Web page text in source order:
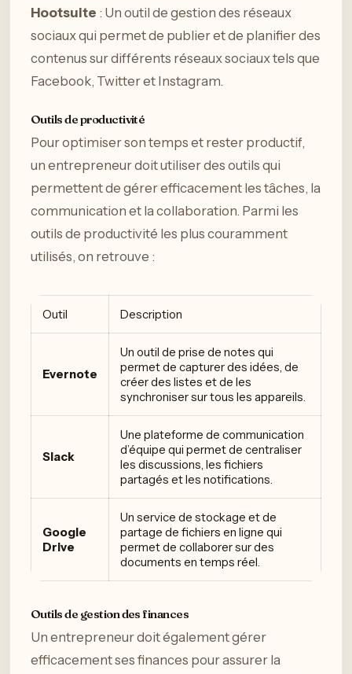
Hootsuite : Un outil de gestion des réseaux
sociaux qui permet de publier et de planifier des
contenus sur différents réseaux sociaux tels que
Facebook, Twitter et Instagram.
Outils de productivité
Pour optimiser son temps et rester productif,
un entrepreneur doit utiliser des outils qui
permettent de gérer efficacement les tâches, la
communication et la collaboration. Parmi les
outils de productivité les plus couramment
utilisés, on retrouve :
Outil Description
Evernote
Un outil de prise de notes qui
permet de capturer des idées, de
créer des listes et de les
synchroniser sur tous les appareils.
Slack
Une plateforme de communication
d’équipe qui permet de centraliser
les discussions, les fichiers
partagés et les notifications.
Google
Drive
Un service de stockage et de
partage de fichiers en ligne qui
permet de collaborer sur des
documents en temps réel.
Outils de gestion des finances
Un entrepreneur doit également gérer
efficacement ses finances pour assurer la